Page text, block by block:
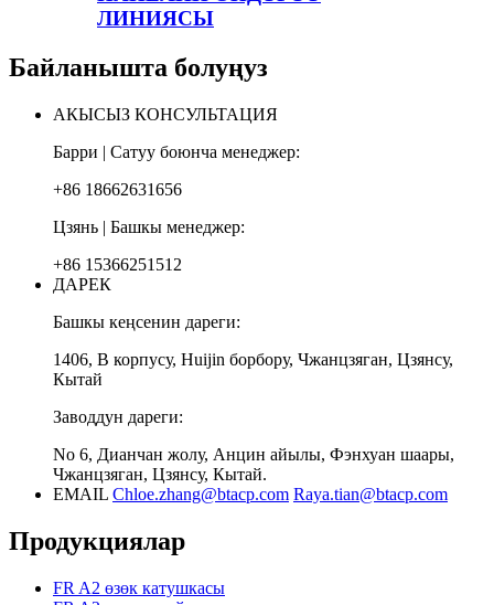
ЛИНИЯСЫ
Байланышта болуңуз
АКЫСЫЗ КОНСУЛЬТАЦИЯ
Барри | Сатуу боюнча менеджер:
+86 18662631656
Цзянь | Башкы менеджер:
+86 15366251512
ДАРЕК
Башкы кеңсенин дареги:
1406, В корпусу, Huijin борбору, Чжанцзяган, Цзянсу,
Кытай
Заводдун дареги:
No 6, Дианчан жолу, Анцин айылы, Фэнхуан шаары,
Чжанцзяган, Цзянсу, Кытай.
EMAIL Chloe.zhang@btacp.com Raya.tian@btacp.com
Продукциялар
FR A2 өзөк катушкасы